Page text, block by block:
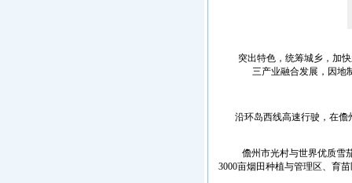
突出特色，统筹城乡，加快
三产业融合发展，因地
沿环岛西线高速行驶，在儋州
儋州市光村与世界优质雪茄
3000亩烟田种植与管理区、育